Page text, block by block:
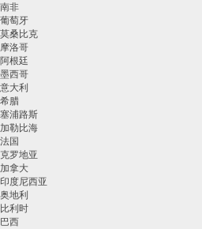
南非
葡萄牙
莫桑比克
摩洛哥
阿根廷
墨西哥
意大利
希腊
塞浦路斯
加勒比海
法国
克罗地亚
加拿大
印度尼西亚
奥地利
比利时
巴西